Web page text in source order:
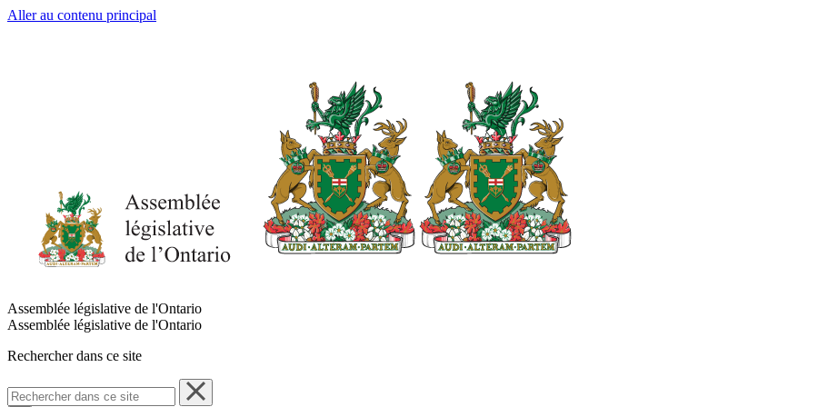
Aller au contenu principal
Assemblée législative de l'Ontario
Assemblée législative de l'Ontario
Rechercher dans ce site
Rechercher
dans